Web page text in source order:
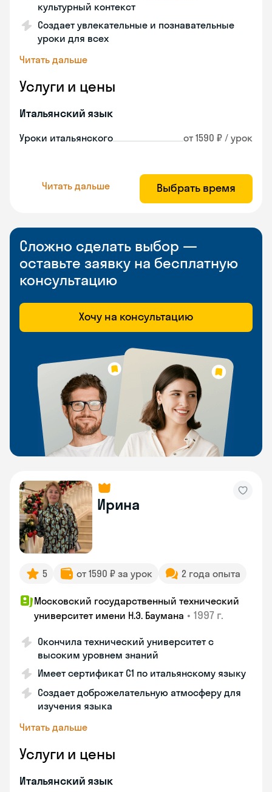
культурный контекст
Создает увлекательные и познавательные
уроки для всех
Читать дальше
Услуги и цены
Итальянский язык
Уроки итальянского от 1590 ₽ / урок
Читать дальше Выбрать время
Сложно сделать выбор —
оставьте заявку на бесплатную
консультацию
Хочу на консультацию
Ирина
5 от 1590 ₽ за урок 2 года опыта
Московский государственный технический
университет имени Н.Э. Баумана • 1997 г.
Окончила технический университет с
высоким уровнем знаний
Имеет сертификат C1 по итальянскому языку
Создает доброжелательную атмосферу для
изучения языка
Читать дальше
Услуги и цены
Итальянский язык